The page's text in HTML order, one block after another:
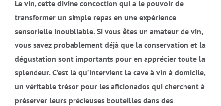
Le vin, cette divine concoction qui a le pouvoir de
transformer un simple repas en une expérience
sensorielle inoubliable. Si vous êtes un amateur de vin,
vous savez probablement déjà que la conservation et la
dégustation sont importants pour en apprécier toute la
splendeur. C’est là qu’intervient la cave à vin à domicile,
un véritable trésor pour les aficionados qui cherchent à
préserver leurs précieuses bouteilles dans des